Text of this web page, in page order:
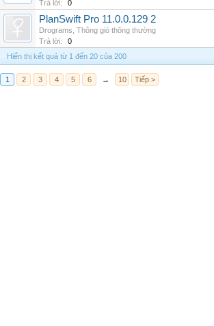
Trả lời:
0
PlanSwift Pro 11.0.0.129 2
Drograms Thông gió thông thường
Trả lời:
0
Hiển thị kết quả từ 1 đến 20 của 200
1 2 3 4 5 6 → 10 Tiếp >